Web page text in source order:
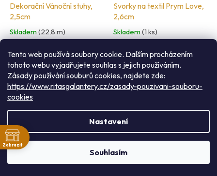
Tento web používá soubory cookie. Dalším procházením
tohoto webu vyjadřujete souhlas s jejich používáním.
Zásady používání souburů cookies, najdete zde:
https://www.ritasgalantery.cz/zasady-pouzivani-souboru-
cookies
Nastavení
Souhlasím
Rádi Vás přivítáme v našem pražském obchodě: nacházíme se
mezi zastávkami metra Flora a náměstí Jiřího z Poděbrad v
Dekorační Vánoční stuhy,
2,5cm
Skladem(22,8 m)
/ m
DETAIL
Dekorační Vánoční stuhy,
2,5cm
Svorky na textil Prym Love,
2,6cm
Skladem(1 ks)
490 Kč
Do košíku
40 kusů
Zobrazit